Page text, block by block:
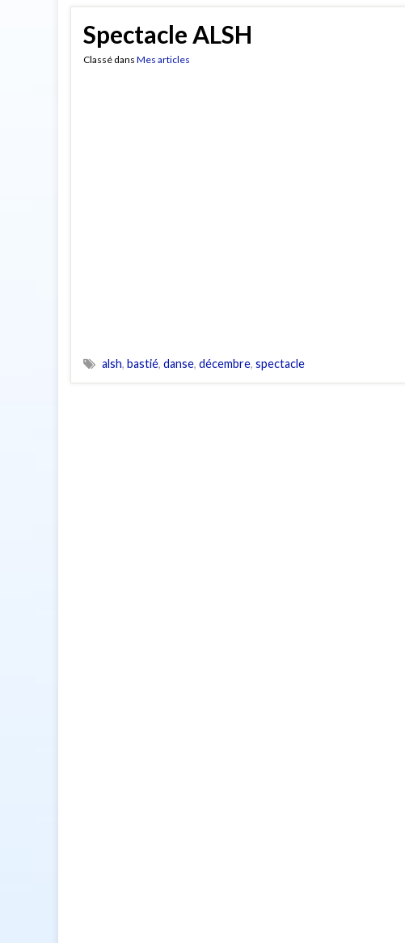
Spectacle ALSH
Classé dans Mes articles
alsh, bastié, danse, décembre, spectacle